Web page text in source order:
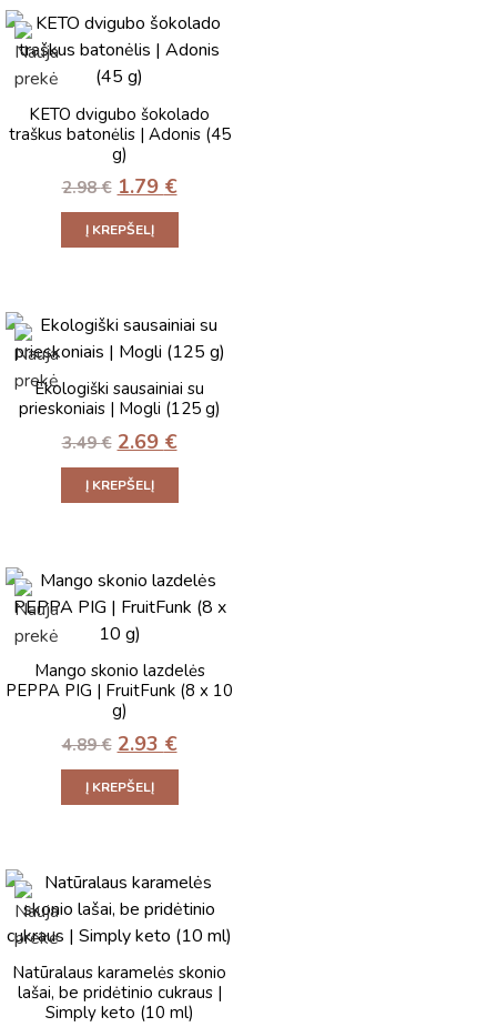
KETO dvigubo šokolado
traškus batonėlis | Adonis (45
g)
2.98€ 1.79 €
Į KREPŠELĮ
Ekologiški sausainiai su
prieskoniais | Mogli (125 g)
3.49€ 2.69 €
Į KREPŠELĮ
Mango skonio lazdelės
PEPPA PIG | FruitFunk (8 x 10
g)
4.89€ 2.93 €
Į KREPŠELĮ
Natūralaus karamelės skonio
lašai, be pridėtinio cukraus |
Simply keto (10 ml)